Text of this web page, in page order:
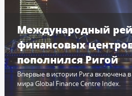
Международный
финансовых
пополнился Ригой
Впервые в истории Рига включена
мира Global Finance Centre Index.